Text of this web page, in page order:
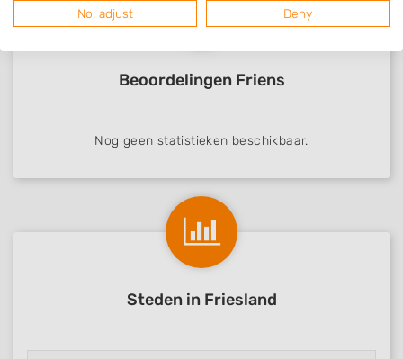
Beoordelingen Friens
Nog geen statistieken beschikbaar.
Steden in Friesland
No, adjust Deny